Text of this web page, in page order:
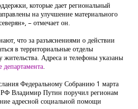
которые дает региональный
на улучшение материального
– отмечает он.
что за разъяснениями о действии
в территориальные отделы
жительства. Адреса и телефоны указаны
.
Федеральному Собранию 1 марта
РФ Владимир Путин поручил регионам
адресной социальной помощи